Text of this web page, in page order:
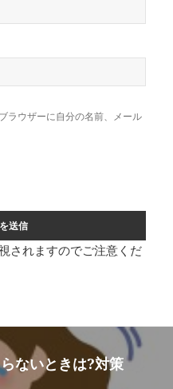
ラウザーに自分の名前、メール
されますのでご注意くだ
ないときは?対策